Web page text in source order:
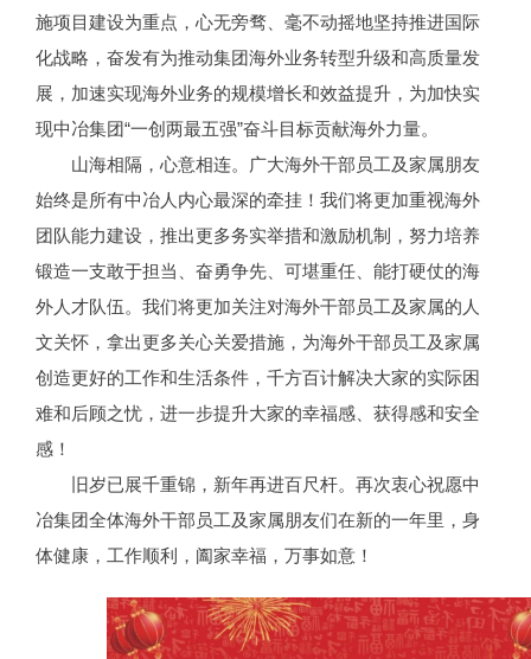
施项目建设为重点，心无旁骛、毫不动摇地坚持推进国际
化战略，奋发有为推动集团海外业务转型升级和高质量发
展，加速实现海外业务的规模增长和效益提升，为加快实
现中冶集团“一创两最五强”奋斗目标贡献海外力量。
山海相隔，心意相连。广大海外干部员工及家属朋友
始终是所有中冶人内心最深的牵挂！我们将更加重视海外
团队能力建设，推出更多务实举措和激励机制，努力培养
锻造一支敢于担当、奋勇争先、可堪重任、能打硬仗的海
外人才队伍。我们将更加关注对海外干部员工及家属的人
文关怀，拿出更多关心关爱措施，为海外干部员工及家属
创造更好的工作和生活条件，千方百计解决大家的实际困
难和后顾之忧，进一步提升大家的幸福感、获得感和安全
感！
旧岁已展千重锦，新年再进百尺杆。再次衷心祝愿中
冶集团全体海外干部员工及家属朋友们在新的一年里，身
体健康，工作顺利，阖家幸福，万事如意！